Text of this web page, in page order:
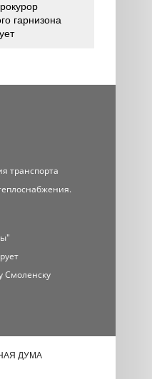
гарнизона
транспорта
Смоленску
ДУМА